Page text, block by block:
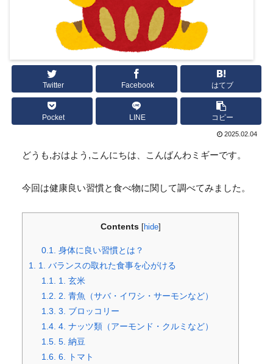
Twitter Facebook はてブ
Pocket LINE コピー
2025.02.04
どうも,おはよう,こんにちは、こんばんわミギーです。
今回は健康良い習慣と食べ物に関して調べてみました。
Contents [hide]
0.1.
身体に良い習慣とは？
1.
1. バランスの取れた食事を心がける
1.1.
1. 玄米
1.2.
2. 青魚（サバ・イワシ・サーモンなど）
1.3. 3. ブロッコリー
1.4. 4. ナッツ類（アーモンド・クルミなど）
1.5. 5. 納豆
1.6. 6. トマト